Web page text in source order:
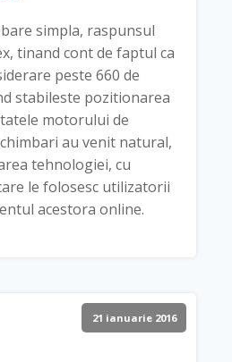
simpla, raspunsul
tinand cont de faptul ca
peste 660 de
stabileste pozitionarea
motorului de
au venit natural,
tehnologiei, cu
le folosesc utilizatorii
acestora online.
21 ianuarie 2016